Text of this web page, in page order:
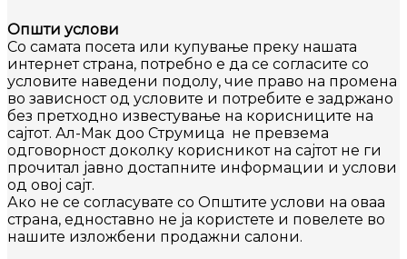
Општи услови
Со самата посета или купување преку нашата
интернет страна, потребно е да се согласите со
условите наведени подолу, чие право на промена
во зависност од условите и потребите е задржано
без претходно известување на корисниците на
сајтот. Ал-Мак доо Струмица не превзема
одговорност доколку корисникот на сајтот не ги
прочитал јавно достапните информации и услови
од овој сајт.
Ако не се согласувате со Општите услови на оваа
страна, едноставно не ја користете и повелете во
нашите изложбени продажни салони.